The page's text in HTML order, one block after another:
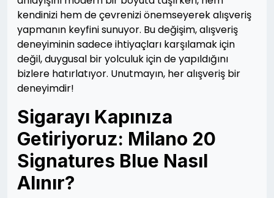
kendinizi hem de çevrenizi önemseyerek alışveriş
yapmanın keyfini sunuyor. Bu değişim, alışveriş
deneyiminin sadece ihtiyaçları karşılamak için
değil, duygusal bir yolculuk için de yapıldığını
bizlere hatırlatıyor. Unutmayın, her alışveriş bir
deneyimdir!
Sigarayı Kapınıza
Getiriyoruz: Milano 20
Signatures Blue Nasıl
Alınır?